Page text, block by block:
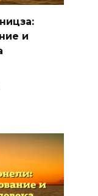
и